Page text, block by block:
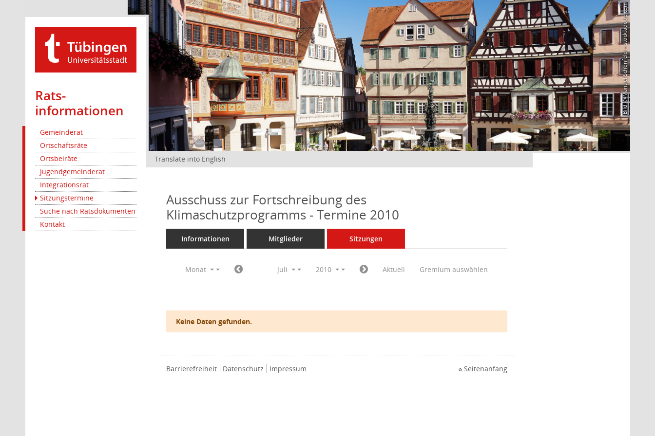
Rats­
informationen
Gemeinderat
Ortschaftsräte
Ortsbeiräte
Jugendgemeinderat
Integrationsrat
Sitzungstermine
Suche nach Ratsdokumenten
Kontakt
Bild: @Manuel Schönfeld – stock.adobe.com
Translate into English
Ausschuss zur Fortschreibung des
Klimaschutzprogramms - Termine 2010
Informationen Mitglieder Sitzungen
Monat Juli 2010 Aktuell Gremium auswählen
Keine Daten gefunden.
Barrierefreiheit Datenschutz Impressum Seitenanfang